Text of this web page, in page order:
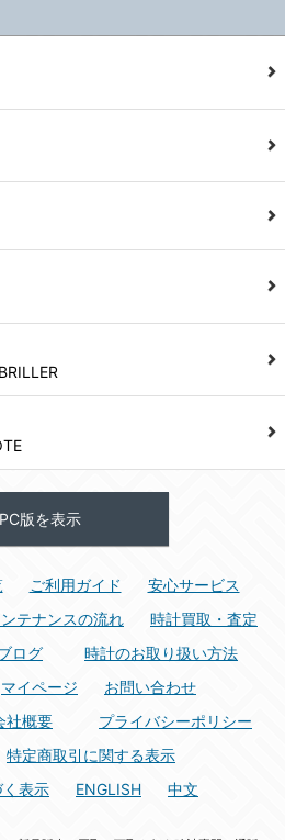
PC版を表示
ご利用ガイド
安心サービス
テナンスの流れ
時計買取・査定
ログ
時計のお取り扱い方法
マイページ
お問い合わせ
社概要
プライバシーポリシー
特定商取引に関する表示
表示
ENGLISH 中文